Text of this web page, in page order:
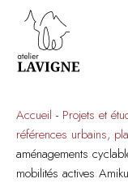
Accueil - Projets et
références urbains,
aménagements
mobilités actives